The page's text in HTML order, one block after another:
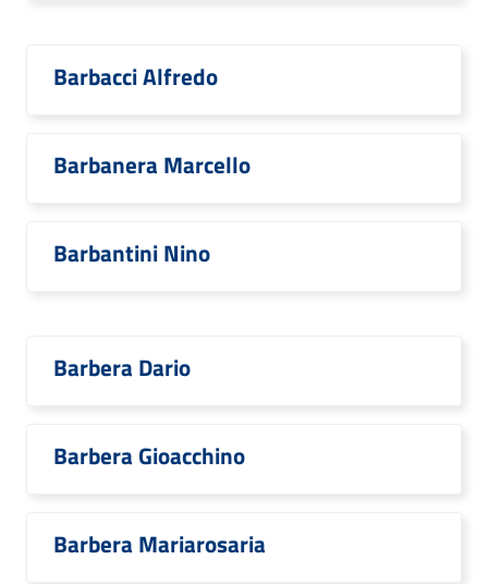
Barbacci Alfredo
Barbanera Marcello
Barbantini Nino
Barbera Dario
Barbera Gioacchino
Barbera Mariarosaria